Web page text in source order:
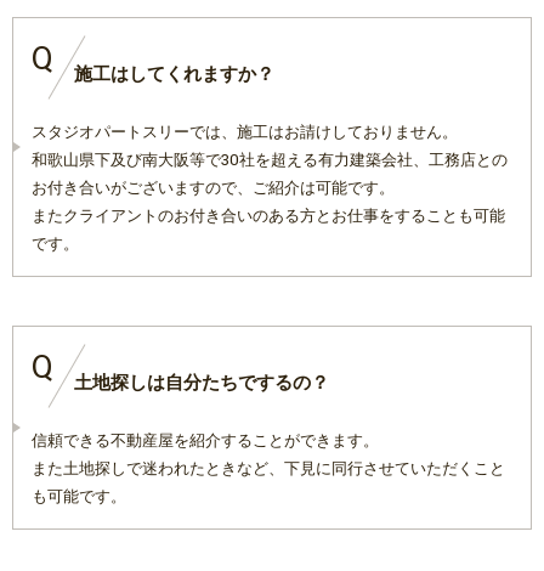
Q 施工はしてくれますか？
スタジオパートスリーでは、施工はお請けしておりません。
和歌山県下及び南大阪等で30社を超える有力建築会社、工務店との
お付き合いがございますので、ご紹介は可能です。
またクライアントのお付き合いのある方とお仕事をすることも可能
です。
Q 土地探しは自分たちでするの？
信頼できる不動産屋を紹介することができます。
また土地探しで迷われたときなど、下見に同行させていただくこと
も可能です。